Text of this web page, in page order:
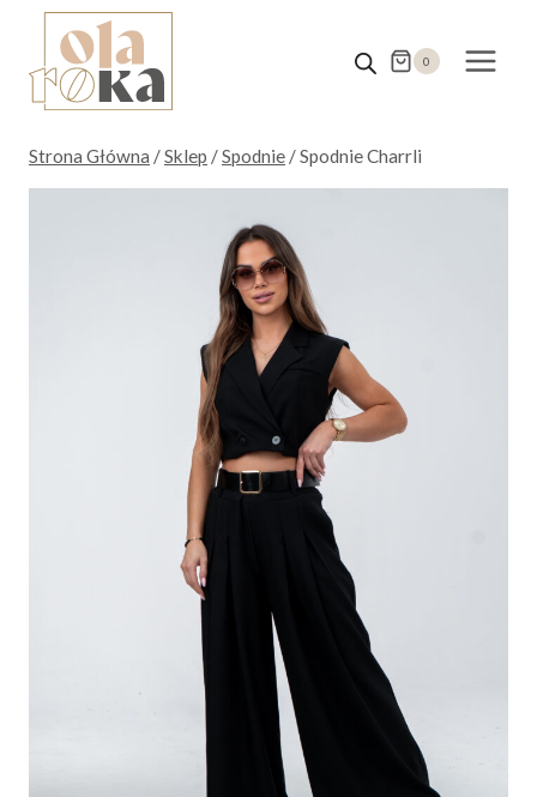
Przejdź
treści
0
Strona Główna /Sklep /Spodnie /Spodnie Charrli